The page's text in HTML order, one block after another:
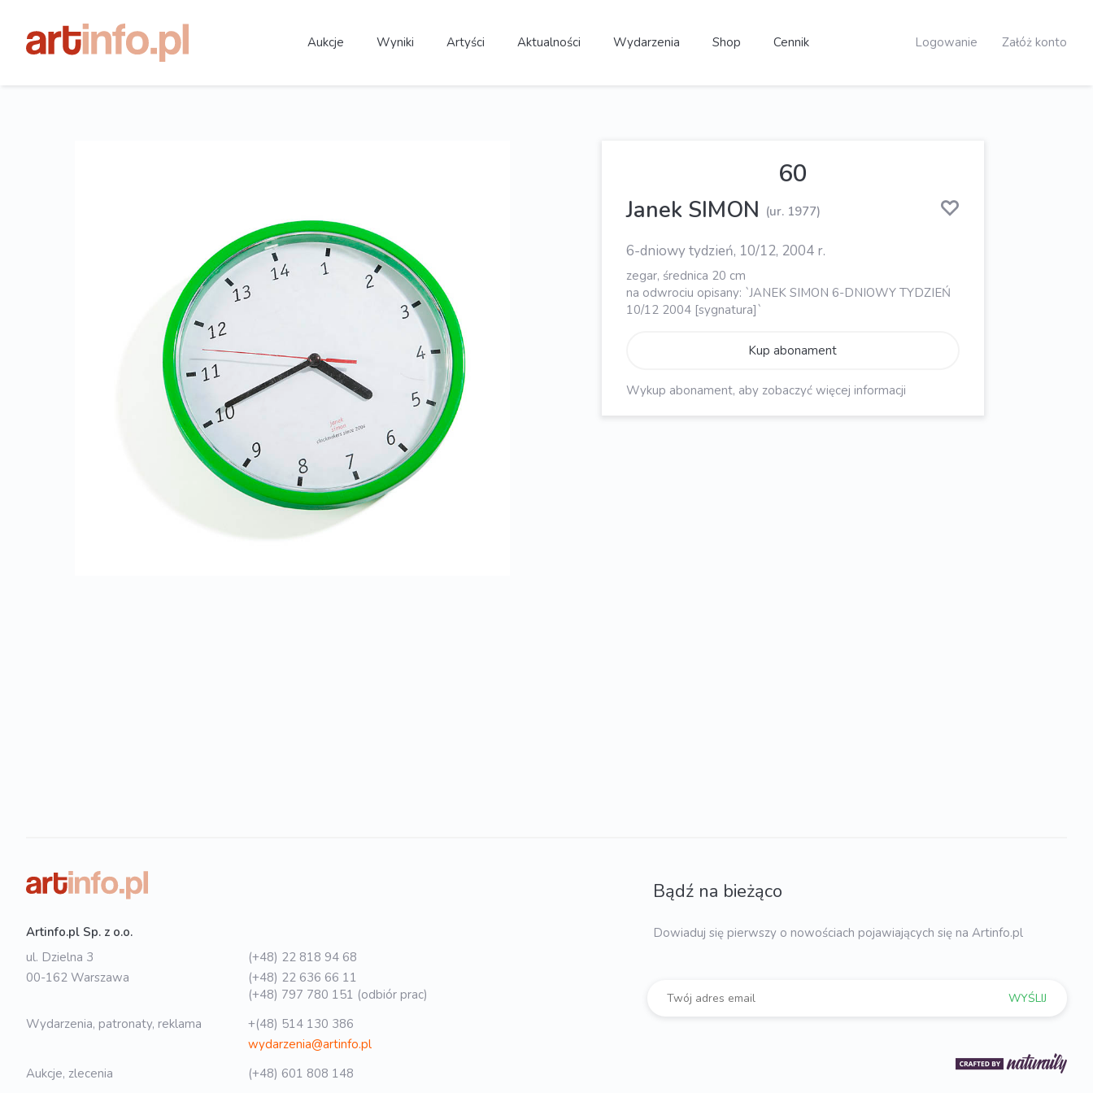
Aukcje Wyniki Artyści Aktualności Wydarzenia Shop Cennik Logowanie Załóż konto
60
Janek SIMON (ur. 1977)
6-dniowy tydzień, 10/12, 2004 r.
zegar, średnica 20 cm
na odwrociu opisany: `JANEK SIMON 6-DNIOWY TYDZIEŃ
10/12 2004 [sygnatura]`
Kup abonament
Wykup abonament, aby zobaczyć więcej informacji
Artinfo.pl Sp. z o.o.
ul. Dzielna 3
00-162 Warszawa
(+48) 22 818 94 68
(+48) 22 636 66 11
(+48) 797 780 151 (odbiór prac)
Wydarzenia, patronaty, reklama
+(48) 514 130 386
wydarzenia@artinfo.pl
Aukcje, zlecenia
(+48) 601 808 148
Bądź na bieżąco
Dowiaduj się pierwszy o nowościach pojawiających się na Artinfo.pl
WYŚLIJ